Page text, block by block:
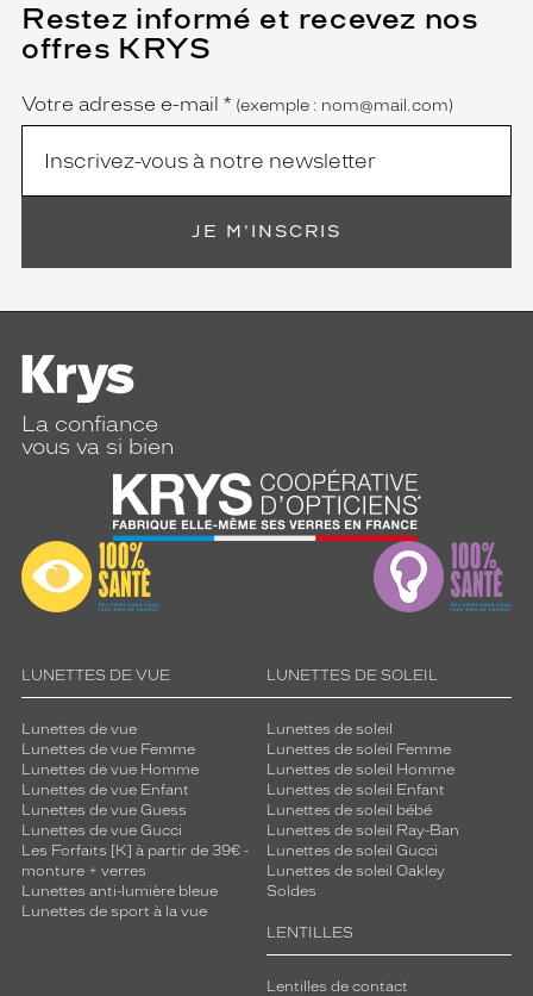
Restez informé et recevez nos
offres KRYS
Name
Votre adresse e-mail *
(Ce
champ
est
obligatoire)
(exemple : nom@mail.com)
JE M'INSCRIS
La confiance
vous va si bien
LUNETTES DE VUE
Lunettes de vue
Lunettes de vue Femme
Lunettes de vue Homme
Lunettes de vue Enfant
Lunettes de vue Guess
Lunettes de vue Gucci
Les Forfaits [K] à partir de 39€ -
monture + verres
Lunettes anti-lumière bleue
Lunettes de sport à la vue
LUNETTES DE SOLEIL
Lunettes de soleil
Lunettes de soleil Femme
Lunettes de soleil Homme
Lunettes de soleil Enfant
Lunettes de soleil bébé
Lunettes de soleil Ray-Ban
Lunettes de soleil Gucci
Lunettes de soleil Oakley
Soldes
LENTILLES
Lentilles de contact